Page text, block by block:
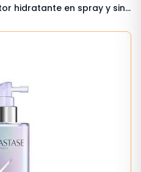
hidratante en spray y sin